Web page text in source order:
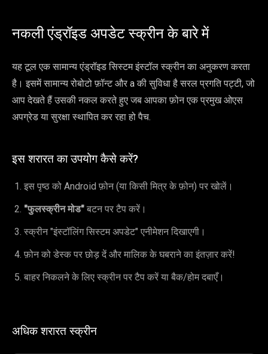
नकली एंड्रॉइड अपडेट स्क्रीन के बारे में
यह टूल एक सामान्य एंड्रॉइड सिस्टम इंस्टॉल स्क्रीन का अनुकरण करता
है। इसमें सामान्य रोबोटो फ़ॉन्ट और a की सुविधा है सरल प्रगति पट्टी, जो
आप देखते हैं उसकी नकल करते हुए जब आपका फ़ोन एक प्रमुख ओएस
अपग्रेड या सुरक्षा स्थापित कर रहा हो पैच.
इस शरारत का उपयोग कैसे करें?
इस पृष्ठ को Android फ़ोन (या किसी मित्र के फ़ोन) पर खोलें।
"फुलस्क्रीन मोड" बटन पर टैप करें।
स्क्रीन "इंस्टॉलिंग सिस्टम अपडेट" एनीमेशन दिखाएगी।
फ़ोन को डेस्क पर छोड़ दें और मालिक के घबराने का इंतज़ार करें!
बाहर निकलने के लिए स्क्रीन पर टैप करें या बैक/होम दबाएँ।
अधिक शरारत स्क्रीन